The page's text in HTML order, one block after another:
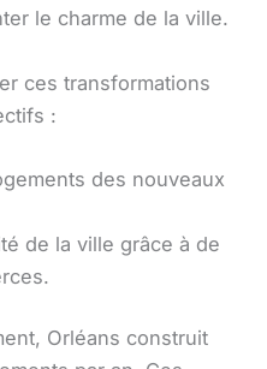
le charme de la ville.
ces transformations
:
des nouveaux
de la ville grâce à de
Orléans construit